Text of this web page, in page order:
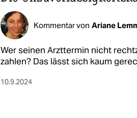
Kommentar von Ariane
Wer seinen Arzttermin nicht
zahlen? Das lässt sich kaum
10.9.2024